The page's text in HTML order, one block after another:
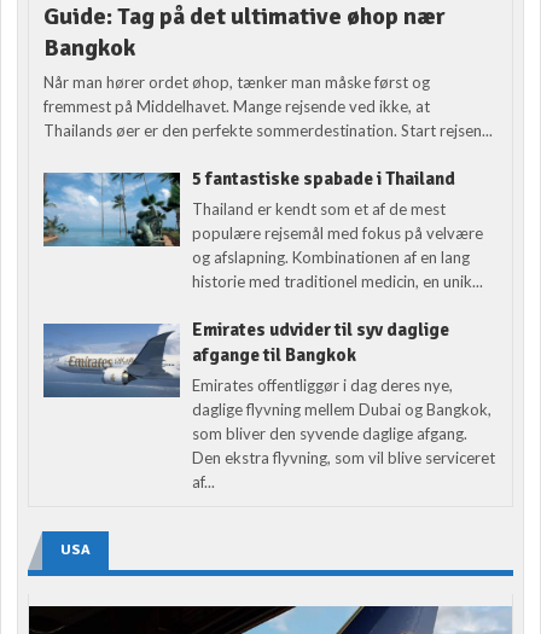
Guide: Tag på det ultimative øhop nær
Bangkok
Når man hører ordet øhop, tænker man måske først og
fremmest på Middelhavet. Mange rejsende ved ikke, at
Thailands øer er den perfekte sommerdestination. Start rejsen...
5 fantastiske spabade i Thailand
Thailand er kendt som et af de mest
populære rejsemål med fokus på velvære
og afslapning. Kombinationen af en lang
historie med traditionel medicin, en unik...
Emirates udvider til syv daglige
afgange til Bangkok
Emirates offentliggør i dag deres nye,
daglige flyvning mellem Dubai og Bangkok,
som bliver den syvende daglige afgang.
Den ekstra flyvning, som vil blive serviceret
af...
USA